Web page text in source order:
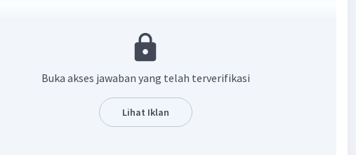
secara istilah, zakat adalah mengeluarkan sebagian harta yang
diwajibkan Allah SWT untuk diberikan kepada orang-orang yang
berhak menerimanya (mustahik), sesuai kadar dan haulnya, dengan
rukun dan syarat tertentu.
Balas
Buka akses jawaban yang telah terverifikasi
Lihat Iklan